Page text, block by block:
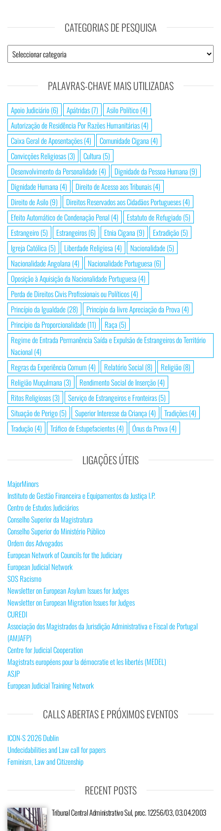
CATEGORIAS DE PESQUISA
PALAVRAS-CHAVE MAIS UTILIZADAS
Apoio Judiciário(6) Apátridas(7) Asilo Político(4)
Autorização de Residência Por Razões Humanitárias(4)
Caixa Geral de Aposentações(4) Comunidade Cigana (4)
Convicções Religiosas(3) Cultura (5)
Desenvolvimento da Personalidade(4) Dignidade da Pessoa Humana (9)
Dignidade Humana (4) Direito de Acesso aos Tribunais(4)
Direito de Asilo(9) Direitos Reservados aos Cidadãos Portugueses(4)
Efeito Automático de Condenação Penal (4) Estatuto de Refugiado(5)
Estrangeiro(5) Estrangeiros(6) Etnia Cigana (9) Extradição(5)
Igreja Católica (5) Liberdade Religiosa (4) Nacionalidade(5)
Nacionalidade Angolana (4) Nacionalidade Portuguesa (6)
Oposição à Aquisição da Nacionalidade Portuguesa (4)
Perda de Direitos Civis Profissionais ou Políticos(4)
Princípio da Igualdade(28) Princípio da livre Apreciação da Prova (4)
Princípio da Proporcionalidade(11) Raça (5)
Regime de Entrada Permanência Saída e Expulsão de Estrangeiros do Território
Nacional (4)
Regras da Experiência Comum (4) Relatório Social (8) Religião(8)
Religião Muçulmana (3) Rendimento Social de Inserção(4)
Ritos Religiosos(3) Serviço de Estrangeiros e Fronteiras(5)
Situação de Perigo(5) Superior Interesse da Criança (4) Tradições(4)
Tradução(4) Tráfico de Estupefacientes(4) Ónus da Prova (4)
LIGAÇÕES ÚTEIS
MajorMinors
Instituto de Gestão Financeira e Equipamentos da Justiça I.P.
Centro de Estudos Judiciários
Conselho Superior da Magistratura
Conselho Superior do Ministério Público
Ordem dos Advogados
European Network of Councils for the Judiciary
European Judicial Network
SOS Racismo
Newsletter on European Asylum Issues for Judges
Newsletter on European Migration Issues for Judges
CUREDI
Associação dos Magistrados da Jurisdição Administrativa e Fiscal de Portugal
(AMJAFP)
Centre for Judicial Cooperation
Magistrats européens pour la démocratie et les libertés (MEDEL)
ASJP
European Judicial Training Network
CALLS ABERTAS E PRÓXIMOS EVENTOS
ICON-S 2026 Dublin
Undecidabilities and Law call for papers
Feminism, Law and Citizenship
RECENT POSTS
Tribunal Central Administrativo Sul, proc. 12256/03, 03.04.2003